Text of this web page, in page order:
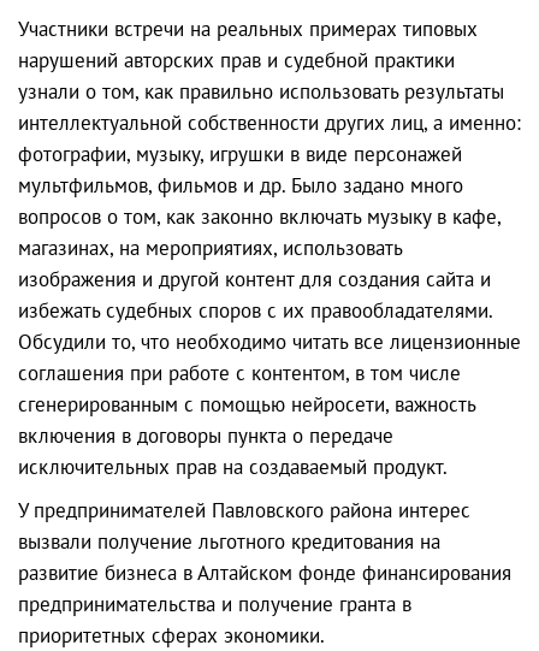
Участники встречи на реальных примерах типовых
нарушений авторских прав и судебной практики
узнали о том, как правильно использовать результаты
интеллектуальной собственности других лиц, а именно:
фотографии, музыку, игрушки в виде персонажей
мультфильмов, фильмов и др. Было задано много
вопросов о том, как законно включать музыку в кафе,
магазинах, на мероприятиях, использовать
изображения и другой контент для создания сайта и
избежать судебных споров с их правообладателями.
Обсудили то, что необходимо читать все лицензионные
соглашения при работе с контентом, в том числе
сгенерированным с помощью нейросети, важность
включения в договоры пункта о передаче
исключительных прав на создаваемый продукт.
У предпринимателей Павловского района интерес
вызвали получение льготного кредитования на
развитие бизнеса в Алтайском фонде финансирования
предпринимательства и получение гранта в
приоритетных сферах экономики.